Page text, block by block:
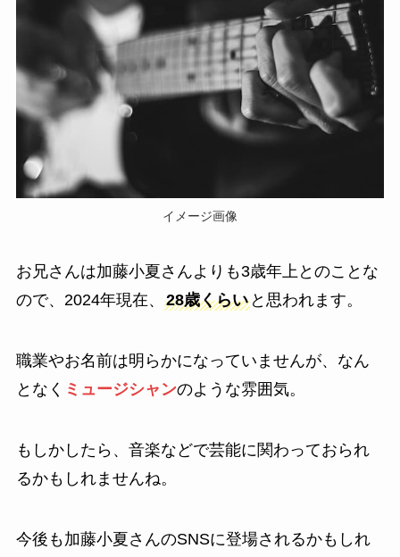
イメージ画像
お兄さんは加藤小夏さんよりも3歳年上とのことな
ので、2024年現在、 28歳くらいと思われます。
職業やお名前は明らかになっていませんが、なん
となく ミュージシャンのような雰囲気。
もしかしたら、音楽などで芸能に関わっておられ
るかもしれませんね。
今後も加藤小夏さんのSNSに登場されるかもしれ